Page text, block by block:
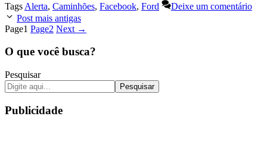
Tags Alerta, Caminhões, Facebook, Ford
Deixe um comentário
Post mais antigas
Page1 Page2 Next →
O que você busca?
Pesquisar
Pesquisar
Publicidade